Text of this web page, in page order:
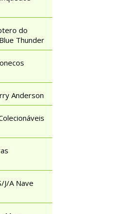
do
Thunder
Anderson
J/A Nave